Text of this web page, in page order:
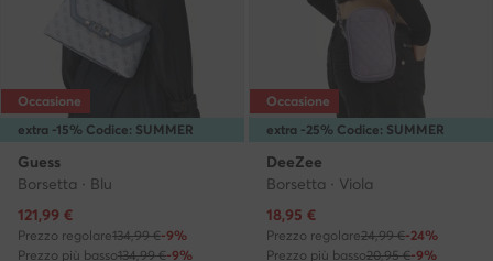
extra -15% Codice: SUMMER
Occasione
Guess
Borsetta · Blu
Prezzo attuale
121,99 €
Prezzo regolare134,99 €-9%
Prezzo più basso134,99 €-9%
extra -25% Codice: SUMMER
Occasione
DeeZee
Borsetta · Viola
Prezzo attuale
18,95 €
Prezzo regolare24,99 €-24%
Prezzo più basso20,95 €-9%